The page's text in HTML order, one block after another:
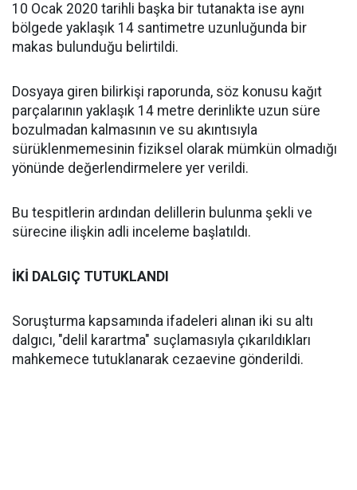
10 Ocak 2020 tarihli başka bir tutanakta ise aynı
bölgede yaklaşık 14 santimetre uzunluğunda bir
makas bulunduğu belirtildi.
Dosyaya giren bilirkişi raporunda, söz konusu kağıt
parçalarının yaklaşık 14 metre derinlikte uzun süre
bozulmadan kalmasının ve su akıntısıyla
sürüklenmemesinin fiziksel olarak mümkün olmadığı
yönünde değerlendirmelere yer verildi.
Bu tespitlerin ardından delillerin bulunma şekli ve
sürecine ilişkin adli inceleme başlatıldı.
İKİ DALGIÇ TUTUKLANDI
Soruşturma kapsamında ifadeleri alınan iki su altı
dalgıcı, "delil karartma" suçlamasıyla çıkarıldıkları
mahkemece tutuklanarak cezaevine gönderildi.